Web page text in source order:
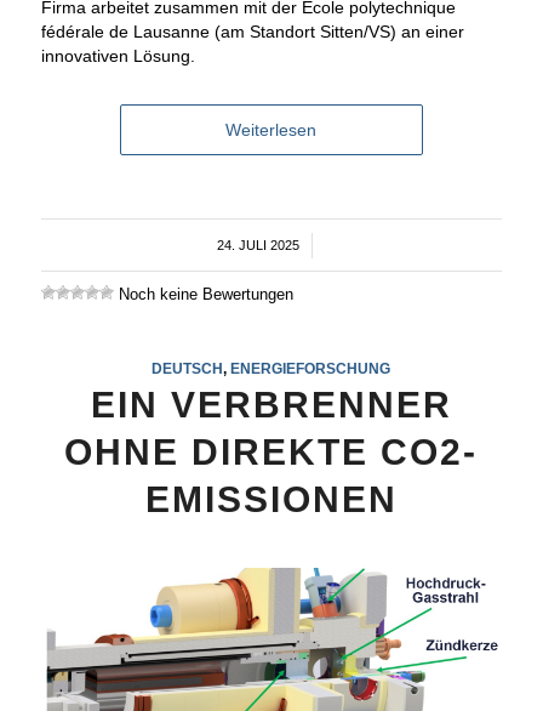
Firma arbeitet zusammen mit der École polytechnique
fédérale de Lausanne (am Standort Sitten/VS) an einer
innovativen Lösung.
Weiterlesen
24. JULI 2025
Noch keine Bewertungen
DEUTSCH,ENERGIEFORSCHUNG
EIN VERBRENNER
OHNE DIREKTE CO2-
EMISSIONEN